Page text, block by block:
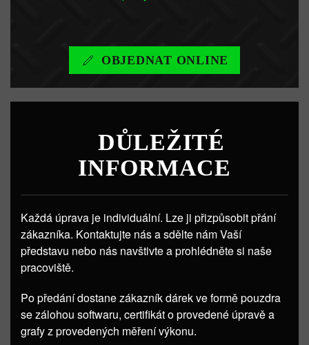
OBJEDNAT ONLINE
DŮLEŽITÉ
INFORMACE
Každá úprava je individuální. Lze ji přizpůsobit přání
zákazníka. Kontaktujte nás a sdělte nám Vaší
představu nebo nás navštivte a prohlédněte si naše
pracoviště.
Po předání dostane zákazník dárek ve formě pouzdra
se zálohou softwaru, certifikát o provedené úpravě a
grafy z provedených měření výkonu.